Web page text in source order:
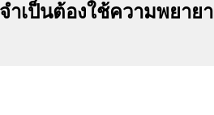
เป็นต้องใช้ความพยาย